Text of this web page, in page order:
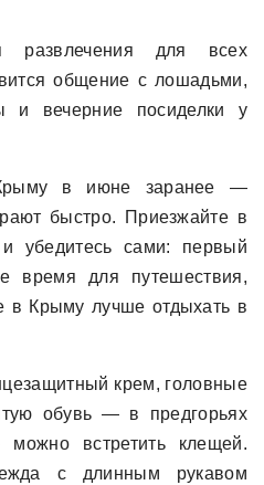
развлечения для всех
общение с лошадьми,
и вечерние посиделки у
в июне заранее —
быстро. Приезжайте в
убедитесь сами: первый
время для путешествия,
в Крыму лучше отдыхать в
крем, головные
обувь — в предгорьях
встретить клещей.
с длинным рукавом